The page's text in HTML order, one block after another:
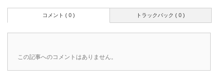
トラックバック ( 0 )
コメント ( 0 )
この記事へのコメントはありません。